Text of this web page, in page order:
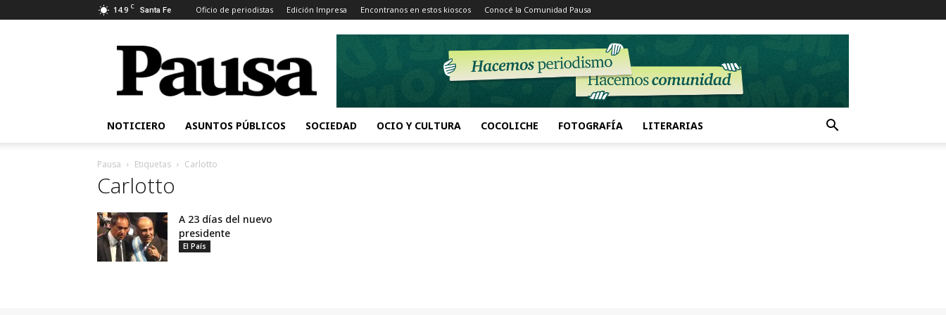
14.9 C Santa Fe Oficio de periodistas Edición Impresa Encontranos en estos kioscos Conocé la Comunidad Pausa
Pausa
NOTICIERO ASUNTOS PÚBLICOS SOCIEDAD OCIO Y CULTURA COCOLICHE FOTOGRAFÍA LITERARIAS
Pausa Etiquetas Carlotto
Carlotto
A 23 días del nuevo
presidente
El País